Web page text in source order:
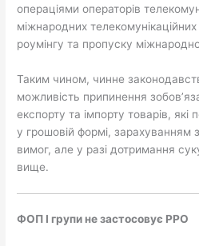
операціями операторів
міжнародних
роумінгу та пропуску
Таким чином, чинне
можливість припинення
експорту та імпорту товарів,
у грошовій формі, зарахуванням
вимог, але у разі дотримання
вище.
ФОП І групи не застосовує РРО